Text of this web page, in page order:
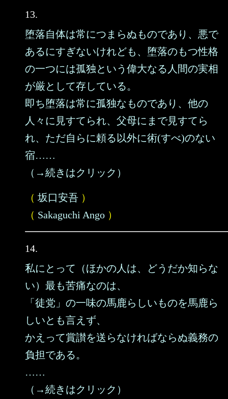
13.
堕落自体は常につまらぬものであり、悪で
あるにすぎないけれども、堕落のもつ性格
の一つには孤独という偉大なる人間の実相
が厳として存している。
即ち堕落は常に孤独なものであり、他の
人々に見すてられ、父母にまで見すてら
れ、ただ自らに頼る以外に術(すべ)のない
宿……
（→続きはクリック）
（ 坂口安吾 ）
（ Sakaguchi Ango ）
14.
私にとって（ほかの人は、どうだか知らな
い）最も苦痛なのは、
「徒党」の一味の馬鹿らしいものを馬鹿ら
しいとも言えず、
かえって賞讃を送らなければならぬ義務の
負担である。
……
（→続きはクリック）